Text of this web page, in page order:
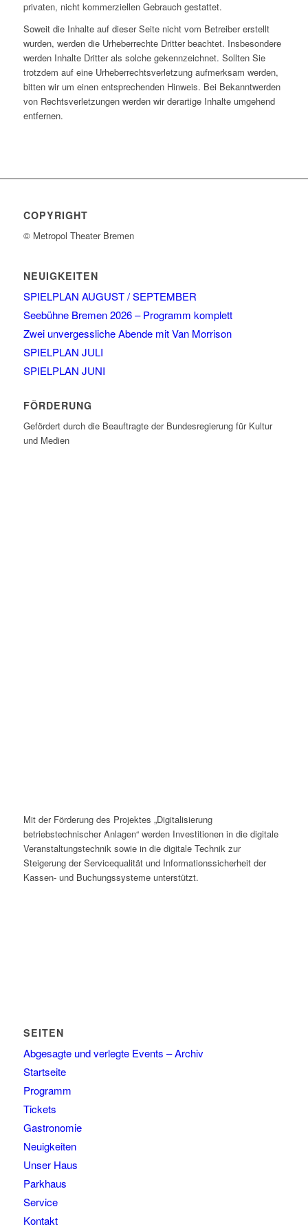
privaten, nicht kommerziellen Gebrauch gestattet.
Soweit die Inhalte auf dieser Seite nicht vom Betreiber erstellt
wurden, werden die Urheberrechte Dritter beachtet. Insbesondere
werden Inhalte Dritter als solche gekennzeichnet. Sollten Sie
trotzdem auf eine Urheberrechtsverletzung aufmerksam werden,
bitten wir um einen entsprechenden Hinweis. Bei Bekanntwerden
von Rechtsverletzungen werden wir derartige Inhalte umgehend
entfernen.
COPYRIGHT
© Metropol Theater Bremen
NEUIGKEITEN
SPIELPLAN AUGUST / SEPTEMBER
Seebühne Bremen 2026 – Programm komplett
Zwei unvergessliche Abende mit Van Morrison
SPIELPLAN JULI
SPIELPLAN JUNI
FÖRDERUNG
Gefördert durch die Beauftragte der Bundesregierung für Kultur
und Medien
Mit der Förderung des Projektes „Digitalisierung
betriebstechnischer Anlagen“ werden Investitionen in die digitale
Veranstaltungstechnik sowie in die digitale Technik zur
Steigerung der Servicequalität und Informationssicherheit der
Kassen- und Buchungssysteme unterstützt.
SEITEN
Abgesagte und verlegte Events – Archiv
Startseite
Programm
Tickets
Gastronomie
Neuigkeiten
Unser Haus
Parkhaus
Service
Kontakt